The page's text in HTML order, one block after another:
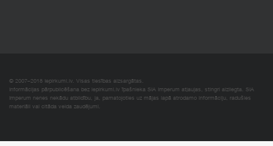
© 2007–2018 Iepirkumi.lv. Visas tiesības aizsargātas.
Informācijas pārpublicēšana bez iepirkumi.lv īpašnieka SIA Imperum atļaujas, stingri aizliegta. SIA
Imperum nenes nekādu atbildību, ja, pamatojoties uz mājas lapā atrodamo informāciju, radušies
materiāli vai citāda veida zaudējumi.